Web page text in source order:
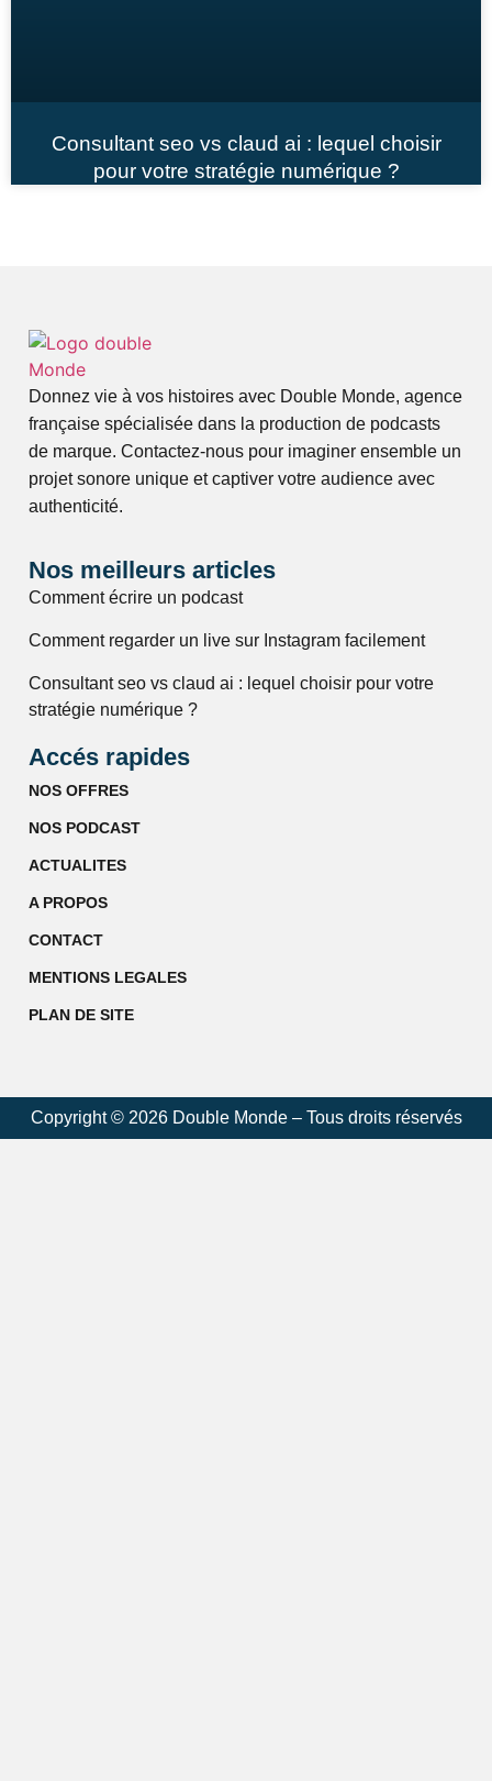
Consultant seo vs claud ai : lequel choisir
pour votre stratégie numérique ?
Donnez vie à vos histoires avec Double Monde, agence
française spécialisée dans la production de podcasts
de marque. Contactez-nous pour imaginer ensemble un
projet sonore unique et captiver votre audience avec
authenticité.
Nos meilleurs articles
Comment écrire un podcast
Comment regarder un live sur Instagram facilement
Consultant seo vs claud ai : lequel choisir pour votre
stratégie numérique ?
Accés rapides
NOS OFFRES
NOS PODCAST
ACTUALITES
A PROPOS
CONTACT
MENTIONS LEGALES
PLAN DE SITE
Copyright © 2026 Double Monde – Tous droits réservés